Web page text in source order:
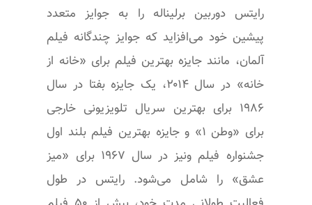
رایتس دوربین برلیناله را به جوایز متعدد
پیشین خود می‌افزاید که جوایز چندگانه فیلم
آلمان، مانند جایزه بهترین فیلم برای «خانه از
خانه» در سال ۲۰۱۴، یک جایزه بفتا در سال
۱۹۸۶ برای بهترین سریال تلویزیونی خارجی
برای «وطن ۱» و جایزه بهترین فیلم بلند اول
جشنواره فیلم ونیز در سال ۱۹۶۷ برای «میز
عشق» را شامل می‌شود. رایتس در طول